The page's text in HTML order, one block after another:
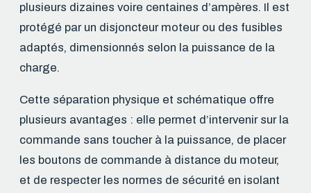
plusieurs dizaines voire centaines d’ampères. Il est
protégé par un disjoncteur moteur ou des fusibles
adaptés, dimensionnés selon la puissance de la
charge.
Cette séparation physique et schématique offre
plusieurs avantages : elle permet d’intervenir sur la
commande sans toucher à la puissance, de placer
les boutons de commande à distance du moteur,
et de respecter les normes de sécurité en isolant